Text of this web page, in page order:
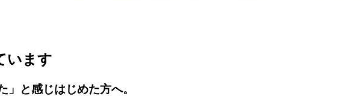
います
と感じはじめた方へ。